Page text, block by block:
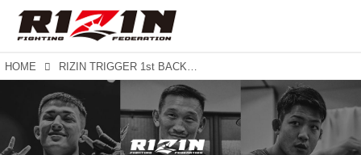
HOME RIZIN TRIGGER 1st BACKSTAGE GALLERY